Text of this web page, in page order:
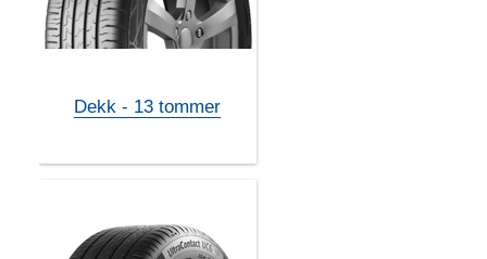
Dekk - 13 tommer